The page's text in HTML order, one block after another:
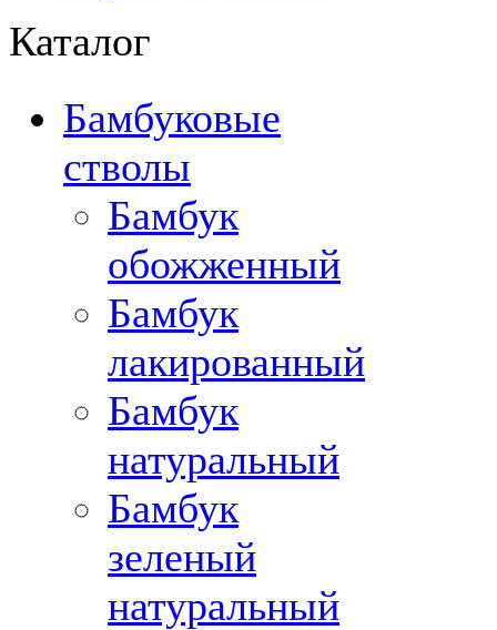
Каталог
Бамбуковые
стволы
Бамбук
обожженный
Бамбук
лакированный
Бамбук
натуральный
Бамбук
зеленый
натуральный